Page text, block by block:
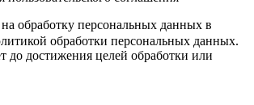
обработку персональных данных в
обработки персональных данных.
до достижения целей обработки или